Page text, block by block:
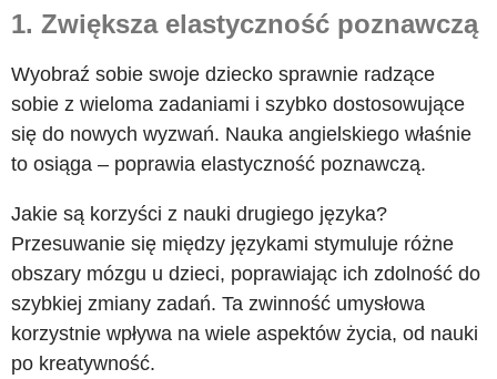
1. Zwiększa elastyczność poznawczą
Wyobraź sobie swoje dziecko sprawnie radzące
sobie z wieloma zadaniami i szybko dostosowujące
się do nowych wyzwań. Nauka angielskiego właśnie
to osiąga – poprawia elastyczność poznawczą.
Jakie są korzyści z nauki drugiego języka?
Przesuwanie się między językami stymuluje różne
obszary mózgu u dzieci, poprawiając ich zdolność do
szybkiej zmiany zadań. Ta zwinność umysłowa
korzystnie wpływa na wiele aspektów życia, od nauki
po kreatywność.